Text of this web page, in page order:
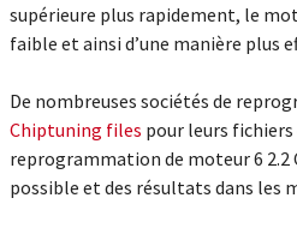
supérieure plus rapidement, le
faible et ainsi d’une manière plus
De nombreuses sociétés de
Chiptuning files pour leurs fichiers
reprogrammation de moteur 6
possible et des résultats dans les